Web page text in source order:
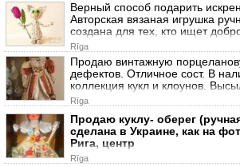
Верный способ подарить
Авторская вязаная игрушка
создана для тех, кто ищет
Rīga
Продаю винтажную
дефектов. Отличное сост. В
коллекция кукл и клоунов.
Rīga
Продаю куклу- оберег
сделана в Украине, как на
Рига, центр
Rīga